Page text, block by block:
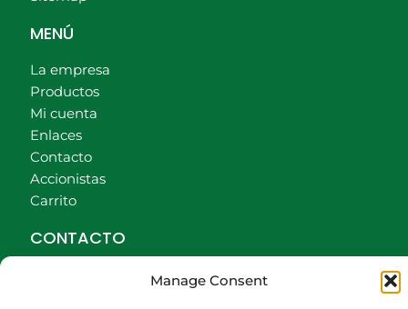
Manage Consent
MENÚ
La empresa
Productos
Mi cuenta
Enlaces
Contacto
Accionistas
Carrito
CONTACTO